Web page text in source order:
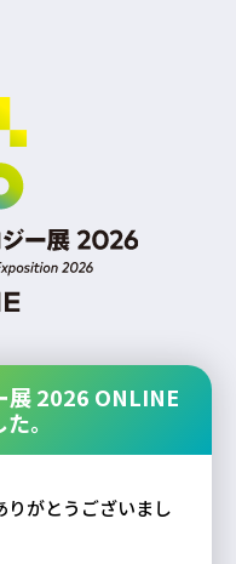
展 2026 ONLINE
。
りがとうございまし